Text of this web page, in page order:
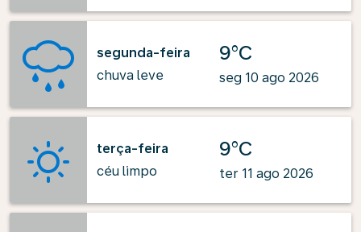
segunda-feira
chuva leve
9°C
seg 10 ago 2026
terça-feira
céu limpo
9°C
ter 11 ago 2026